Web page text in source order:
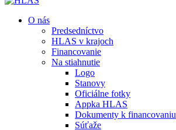
O nás
Predsedníctvo
HLAS v krajoch
Financovanie
Na stiahnutie
Logo
Stanovy
Oficiálne fotky
Appka HLAS
Dokumenty k financovaniu
Súťaže